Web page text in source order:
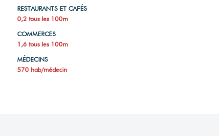
RESTAURANTS ET CAFÉS
0,2 tous les 100m
COMMERCES
1,6 tous les 100m
MÉDECINS
570 hab/médecin